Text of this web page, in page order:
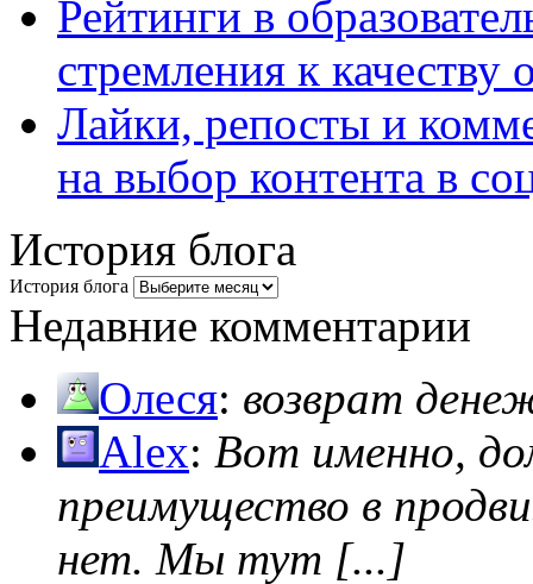
Рейтинги в
стремления к качеству
Лайки, репосты и
на выбор контента в
История блога
История блога
Недавние комментарии
Олеся: возврат
Alex: Вот именно,
преимущество в
нет. Мы тут [...]